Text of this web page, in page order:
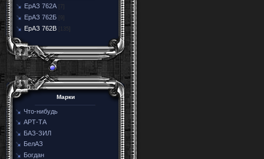
ЕрАЗ 762А [7]
ЕрАЗ 762Б
ЕрАЗ 762В [135]
Марки
Что-нибудь
АРТ-ТА
БАЗ-ЗИЛ
БелАЗ
Богдан